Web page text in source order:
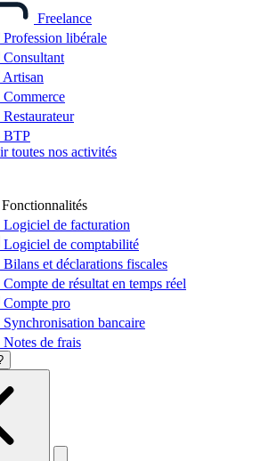
Freelance
Profession libérale
Consultant
Artisan
Commerce
Restaurateur
BTP
toutes nos activités
Fonctionnalités
Logiciel de facturation
Logiciel de comptabilité
Bilans et déclarations fiscales
Compte de résultat en temps réel
Compte pro
Synchronisation bancaire
Notes de frais